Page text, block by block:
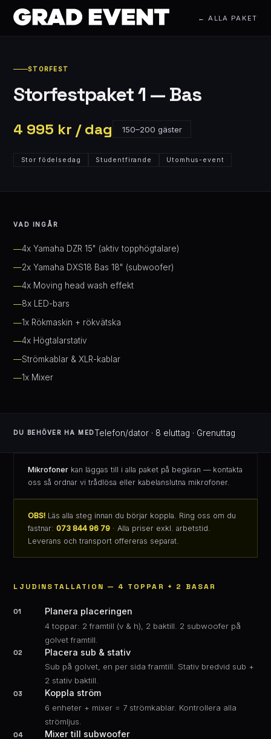
← ALLA PAKET
STORFEST
Storfestpaket 1 — Bas
4 995 kr / dag 150–200 gäster
Stor födelsedag Studentfirande Utomhus-event
VAD INGÅR
4x Yamaha DZR 15" (aktiv topphögtalare)
2x Yamaha DXS18 Bas 18" (subwoofer)
4x Moving head wash effekt
8x LED-bars
1x Rökmaskin + rökvätska
4x Högtalarstativ
Strömkablar & XLR-kablar
1x Mixer
DU BEHÖVER HA MEDTelefon/dator · 8 eluttag · Grenuttag
Mikrofonerkan läggas till i alla paket på begäran — kontakta
oss så ordnar vi trådlösa eller kabelanslutna mikrofoner.
OBS!Läs alla steg innan du börjar koppla. Ring oss om du
fastnar: 073 844 96 79· Alla priser exkl. arbetstid.
Leverans och transport offereras separat.
LJUDINSTALLATION — 4 TOPPAR + 2 BASAR
01 Planera placeringen
4 toppar: 2 framtill (v & h), 2 baktill. 2 subwoofer på
golvet framtill.
02 Placera sub & stativ
Sub på golvet, en per sida framtill. Stativ bredvid sub +
2 stativ baktill.
03 Koppla ström
6 enheter + mixer = 7 strömkablar. Kontrollera alla
strömljus.
04 Mixer till subwoofer